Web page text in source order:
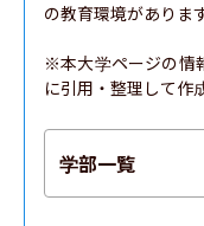
の教育環境があります
※本大学ページの情
に引用・整理して作
学部一覧